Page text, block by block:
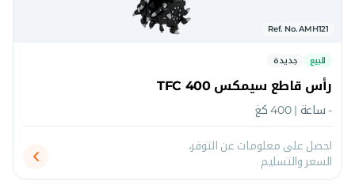
Ref. No. AMH121
للبيع
جديدة
رأس قاطع سيمكس TFC 400
- ساعة | 400 كغ
احصل على معلومات عن التوفر،
السعر والتسليم